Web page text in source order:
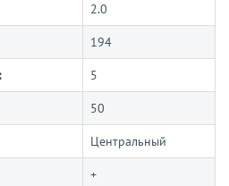
2.0
194
5
50
Центральный
+